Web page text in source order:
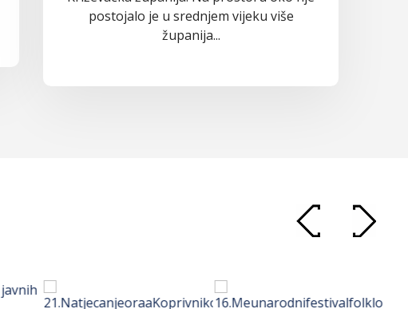
postojalo je u srednjem vijeku više
županija...